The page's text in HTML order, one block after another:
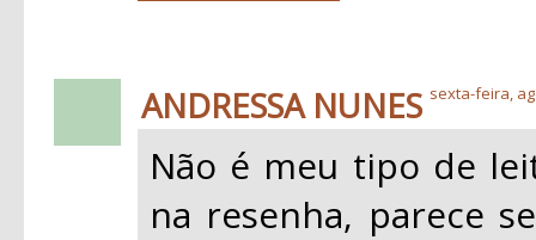
ANDRESSA NUNES sexta-feira,
Não é meu tipo de
na resenha, parece